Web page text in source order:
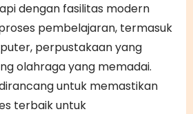
dengan fasilitas modern
pembelajaran, termasuk
perpustakaan yang
olahraga yang memadai.
untuk memastikan
terbaik untuk